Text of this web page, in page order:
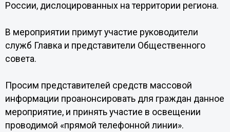
России, дислоцированных на территории региона.
В мероприятии примут участие руководители
служб Главка и представители Общественного
совета.
Просим представителей средств массовой
информации проанонсировать для граждан данное
мероприятие, и принять участие в освещении
проводимой «прямой телефонной линии».